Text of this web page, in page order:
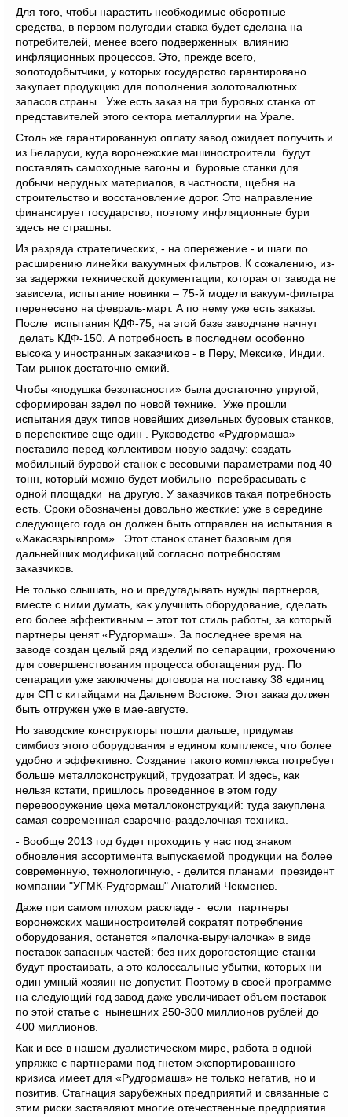
Для того, чтобы нарастить необходимые оборотные
средства, в первом полугодии ставка будет сделана на
потребителей, менее всего подверженных влиянию
инфляционных процессов. Это, прежде всего,
золотодобытчики, у которых государство гарантировано
закупает продукцию для пополнения золотовалютных
запасов страны. Уже есть заказ на три буровых станка от
представителей этого сектора металлургии на Урале.
Столь же гарантированную оплату завод ожидает получить и
из Беларуси, куда воронежские машиностроители будут
поставлять самоходные вагоны и буровые станки для
добычи нерудных материалов, в частности, щебня на
строительство и восстановление дорог. Это направление
финансирует государство, поэтому инфляционные бури
здесь не страшны.
Из разряда стратегических, - на опережение - и шаги по
расширению линейки вакуумных фильтров. К сожалению, из-
за задержки технической документации, которая от завода не
зависела, испытание новинки – 75-й модели вакуум-фильтра
перенесено на февраль-март. А по нему уже есть заказы.
После испытания КДФ-75, на этой базе заводчане начнут
делать КДФ-150. А потребность в последнем особенно
высока у иностранных заказчиков - в Перу, Мексике, Индии.
Там рынок достаточно емкий.
Чтобы «подушка безопасности» была достаточно упругой,
сформирован задел по новой технике. Уже прошли
испытания двух типов новейших дизельных буровых станков,
в перспективе еще один . Руководство «Рудгормаша»
поставило перед коллективом новую задачу: создать
мобильный буровой станок с весовыми параметрами под 40
тонн, который можно будет мобильно перебрасывать с
одной площадки на другую. У заказчиков такая потребность
есть. Сроки обозначены довольно жесткие: уже в середине
следующего года он должен быть отправлен на испытания в
«Хакасвзрывпром». Этот станок станет базовым для
дальнейших модификаций согласно потребностям
заказчиков.
Не только слышать, но и предугадывать нужды партнеров,
вместе с ними думать, как улучшить оборудование, сделать
его более эффективным – этот тот стиль работы, за который
партнеры ценят «Рудгормаш». За последнее время на
заводе создан целый ряд изделий по сепарации, грохочению
для совершенствования процесса обогащения руд. По
сепарации уже заключены договора на поставку 38 единиц
для СП с китайцами на Дальнем Востоке. Этот заказ должен
быть отгружен уже в мае-августе.
Но заводские конструкторы пошли дальше, придумав
симбиоз этого оборудования в едином комплексе, что более
удобно и эффективно. Создание такого комплекса потребует
больше металлоконструкций, трудозатрат. И здесь, как
нельзя кстати, пришлось проведенное в этом году
перевооружение цеха металлоконструкций: туда закуплена
самая современная сварочно-разделочная техника.
- Вообще 2013 год будет проходить у нас под знаком
обновления ассортимента выпускаемой продукции на более
современную, технологичную, - делится планами президент
компании "УГМК-Рудгормаш" Анатолий Чекменев.
Даже при самом плохом раскладе - если партнеры
воронежских машиностроителей сократят потребление
оборудования, останется «палочка-выручалочка» в виде
поставок запасных частей: без них дорогостоящие станки
будут простаивать, а это колоссальные убытки, которых ни
один умный хозяин не допустит. Поэтому в своей программе
на следующий год завод даже увеличивает объем поставок
по этой статье с нынешних 250-300 миллионов рублей до
400 миллионов.
Как и все в нашем дуалистическом мире, работа в одной
упряжке с партнерами под гнетом экспортированного
кризиса имеет для «Рудгормаша» не только негатив, но и
позитив. Стагнация зарубежных предприятий и связанные с
этим риски заставляют многие отечественные предприятия